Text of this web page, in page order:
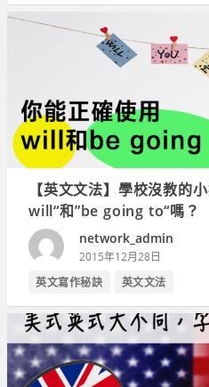
【英文文法】學校沒教的
will“和”be going to“嗎？
network_admin
2015年12月28日
英文寫作秘訣
英文文法